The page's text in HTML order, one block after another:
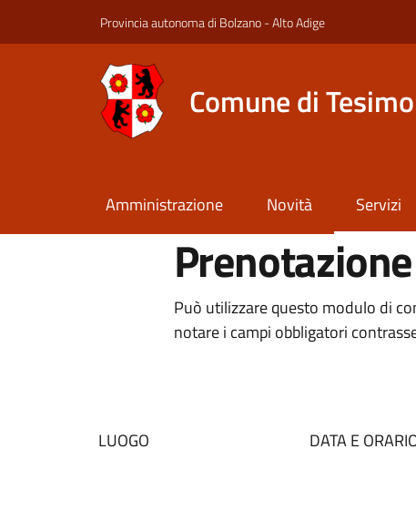
Provincia autonoma di Bolzano - Alto Adige
Comune di Tesimo
Amministrazione Novità Servizi
Può utilizzare questo modulo di
notare i campi obbligatori
LUOGO DATA E